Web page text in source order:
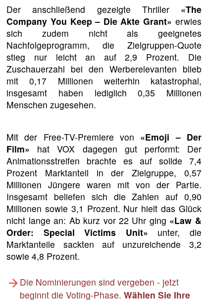
Der anschließend gezeigte Thriller «The
Company You Keep – Die Akte Grant» erwies
sich zudem nicht als geeignetes
Nachfolgeprogramm, die Zielgruppen-Quote
stieg nur leicht an auf 2,9 Prozent. Die
Zuschauerzahl bei den Werberelevanten blieb
mit 0,17 Millionen weiterhin katastrophal,
insgesamt haben lediglich 0,35 Millionen
Menschen zugesehen.
Mit der Free-TV-Premiere von «Emoji – Der
Film» hat VOX dagegen gut performt: Der
Animationsstreifen brachte es auf solide 7,4
Prozent Marktanteil in der Zielgruppe, 0,57
Millionen Jüngere waren mit von der Partie.
Insgesamt beliefen sich die Zahlen auf 0,90
Millionen sowie 3,1 Prozent. Nur hielt das Glück
nicht lange an: Ab kurz vor 22 Uhr ging «Law &
Order: Special Victims Unit» unter, die
Marktanteile sackten auf unzureichende 3,2
sowie 4,8 Prozent.
Die Nominierungen sind vergeben - jetzt
beginnt die Voting-Phase. Wählen Sie Ihre